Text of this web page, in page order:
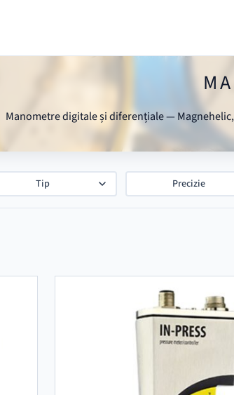
Manometre digitale și diferențiale —
Tip Precizie